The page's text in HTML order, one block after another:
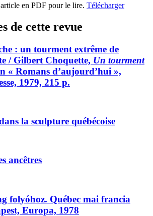
en PDF pour le lire. Télécharger
de cette revue
: un tourment extrême de
/ Gilbert Choquette, Un tourment
« Romans d’aujourd’hui »,
1979, 215 p.
la sculpture québécoise
ancêtres
folyóhoz. Québec mai francia
Europa, 1978